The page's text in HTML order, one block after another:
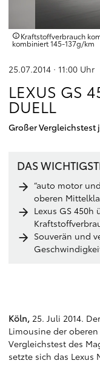
Kraftstoffverbrauch
kombiniert 145‑137g/km
25.07.2014 · 11:00 Uhr
LEXUS GS
DUELL
Großer
DAS
“auto motor
oberen
Lexus GS
Souverän und
Köln, 25. Juli 2014.
Limousine der
Vergleichstest des
setzte sich das